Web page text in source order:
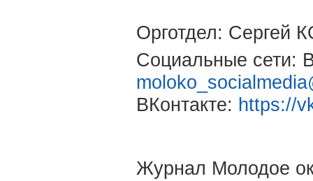
Орготдел:
Социальные
ВКонтакте: https://
Журнал Молодое